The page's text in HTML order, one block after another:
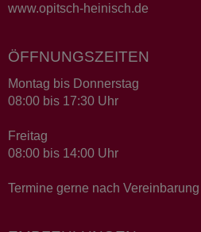
www.opitsch-heinisch.de
ÖFFNUNGSZEITEN
Montag bis Donnerstag
08:00 bis 17:30 Uhr
Freitag
08:00 bis 14:00 Uhr
Termine gerne nach Vereinbarung